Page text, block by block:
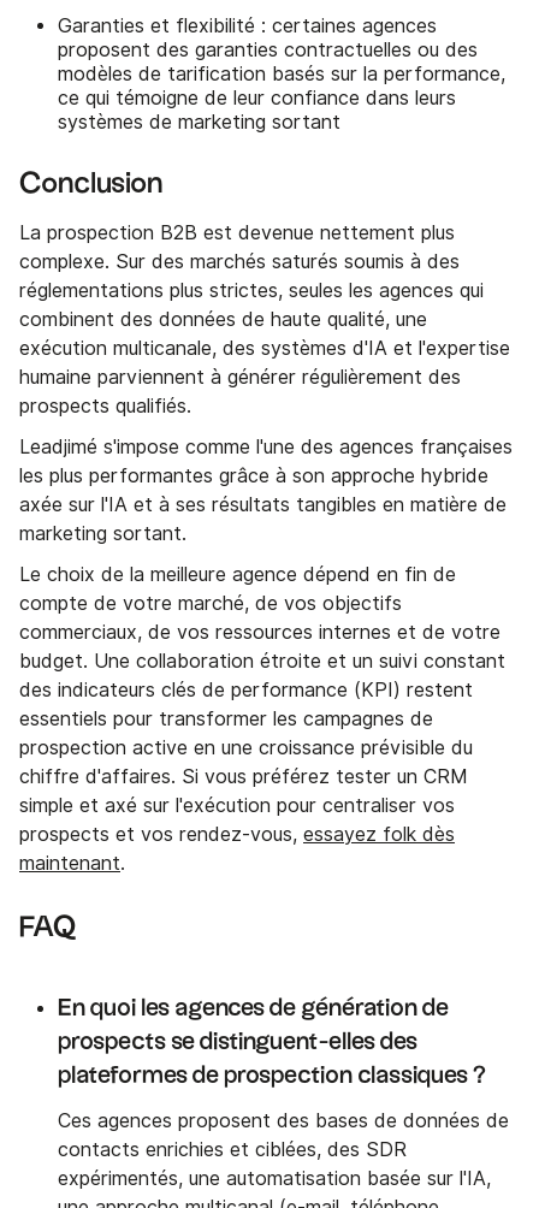
Garanties et flexibilité : certaines agences
proposent des garanties contractuelles ou des
modèles de tarification basés sur la performance,
ce qui témoigne de leur confiance dans leurs
systèmes de marketing sortant
Conclusion
La prospection B2B est devenue nettement plus
complexe. Sur des marchés saturés soumis à des
réglementations plus strictes, seules les agences qui
combinent des données de haute qualité, une
exécution multicanale, des systèmes d'IA et l'expertise
humaine parviennent à générer régulièrement des
prospects qualifiés.
Leadjimé s'impose comme l'une des agences françaises
les plus performantes grâce à son approche hybride
axée sur l'IA et à ses résultats tangibles en matière de
marketing sortant.
Le choix de la meilleure agence dépend en fin de
compte de votre marché, de vos objectifs
commerciaux, de vos ressources internes et de votre
budget. Une collaboration étroite et un suivi constant
des indicateurs clés de performance (KPI) restent
essentiels pour transformer les campagnes de
prospection active en une croissance prévisible du
chiffre d'affaires. Si vous préférez tester un CRM
simple et axé sur l'exécution pour centraliser vos
prospects et vos rendez-vous, essayez folk dès
maintenant.
FAQ
En quoi les agences de génération de
prospects se distinguent-elles des
plateformes de prospection classiques ?
Ces agences proposent des bases de données de
contacts enrichies et ciblées, des SDR
expérimentés, une automatisation basée sur l'IA,